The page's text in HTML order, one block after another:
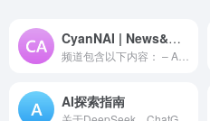
CyanNAI | News&New Tech for AI
AI探索指南